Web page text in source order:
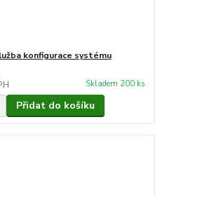
konfigurace systému
Skladem 200 ks
Přidat do košíku